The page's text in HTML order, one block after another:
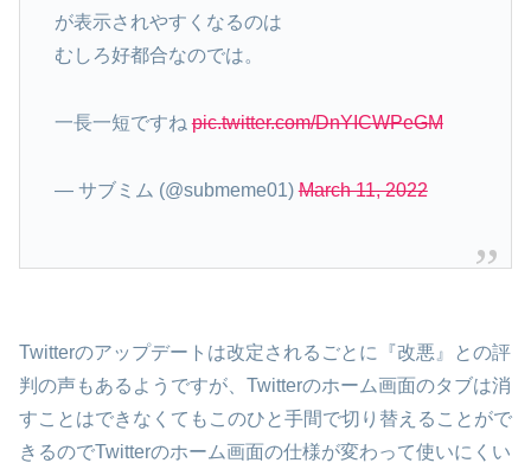
が表示されやすくなるのは
むしろ好都合なのでは。
一長一短ですねpic.twitter.com/DnYICWPeGM
— サブミム (@submeme01)March 11, 2022
Twitterのアップデートは改定されるごとに『改悪』との評
判の声もあるようですが、Twitterのホーム画面のタブは消
すことはできなくてもこのひと手間で切り替えることがで
きるのでTwitterのホーム画面の仕様が変わって使いにくい